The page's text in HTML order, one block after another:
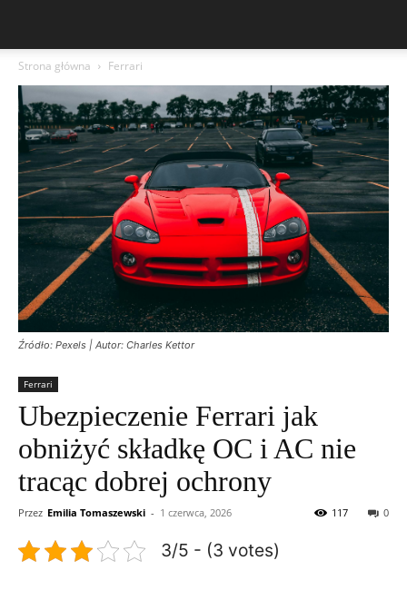
Strona główna Ferrari
Źródło: Pexels | Autor: Charles Kettor
Ferrari
Ubezpieczenie Ferrari jak
obniżyć składkę OC i AC nie
tracąc dobrej ochrony
Przez Emilia Tomaszewski - 1 czerwca, 2026 0
117
3/5 - (3 votes)